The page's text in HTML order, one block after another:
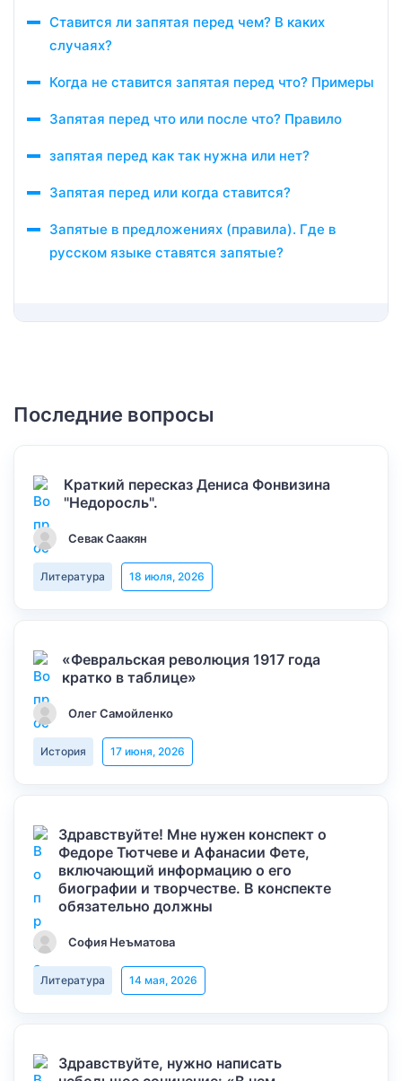
Ставится ли запятая перед чем? В каких
случаях?
Когда не ставится запятая перед что? Примеры
Запятая перед что или после что? Правило
запятая перед как так нужна или нет?
Запятая перед или когда ставится?
Запятые в предложениях (правила). Где в
русском языке ставятся запятые?
Последние вопросы
Краткий пересказ Дениса Фонвизина
"Недоросль".
Севак Саакян
Литература 18 июля, 2026
«Февральская революция 1917 года
кратко в таблице»
Олег Самойленко
История 17 июня, 2026
Здравствуйте! Мне нужен конспект о
Федоре Тютчеве и Афанасии Фете,
включающий информацию о его
биографии и творчестве. В конспекте
обязательно должны
София Неъматова
Литература 14 мая, 2026
Здравствуйте, нужно написать